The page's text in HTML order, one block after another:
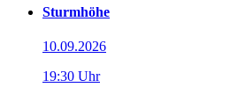
Sturmhöhe
10.09.2026
19:30 Uhr